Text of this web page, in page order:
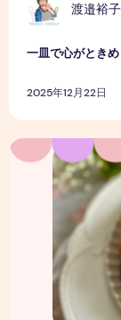
渡邉裕子
一皿で心がとき
2025年12月22日
クリスマスまで